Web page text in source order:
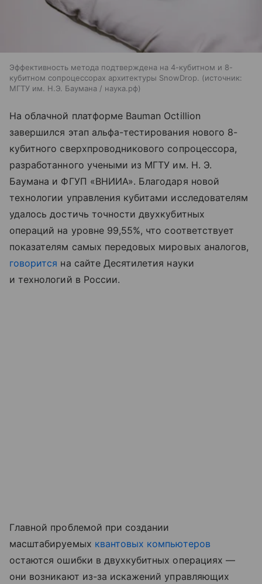
Эффективность метода подтверждена на 4-кубитном и 8-
кубитном сопроцессорах архитектуры SnowDrop.
источник:
МГТУ им. Н.Э. Баумана / наука.рф
На облачной платформе Bauman Octillion
завершился этап альфа-тестирования нового 8-
кубитного сверхпроводникового сопроцессора,
разработанного учеными из МГТУ им. Н. Э.
Баумана и ФГУП «ВНИИА». Благодаря новой
технологии управления кубитами исследователям
удалось достичь точности двухкубитных
операций на уровне 99,55%, что соответствует
показателям самых передовых мировых аналогов,
говорится на сайте Десятилетия науки
и технологий в России.
Главной проблемой при создании
масштабируемых квантовых компьютеров
остаются ошибки в двухкубитных операциях —
они возникают из-за искажений управляющих